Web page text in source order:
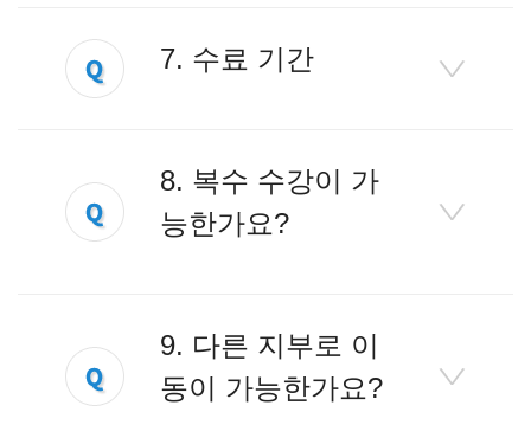
7. 수료 기간
8. 복수 수강이 가
능한가요?
9. 다른 지부로 이
동이 가능한가요?